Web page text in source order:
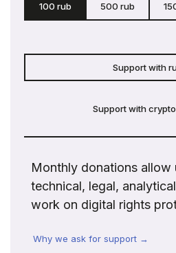
100 rub 500 rub
Support with
Support with
Monthly donations allow
technical, legal,
work on digital rights
Why we ask for support →